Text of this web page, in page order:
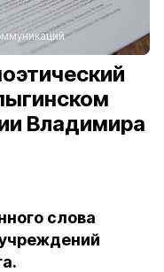
Владимира
слова